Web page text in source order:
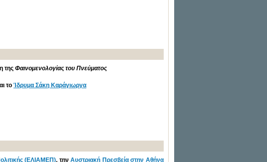
της Φαινομενολογίας του Πνεύματος
το Ίδρυμα Σάκη Καράγιωργα
(ΕΛΙΑΜΕΠ), τηνΑυστριακή Πρεσβεία στην Αθήνα